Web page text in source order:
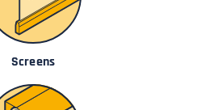
Screens